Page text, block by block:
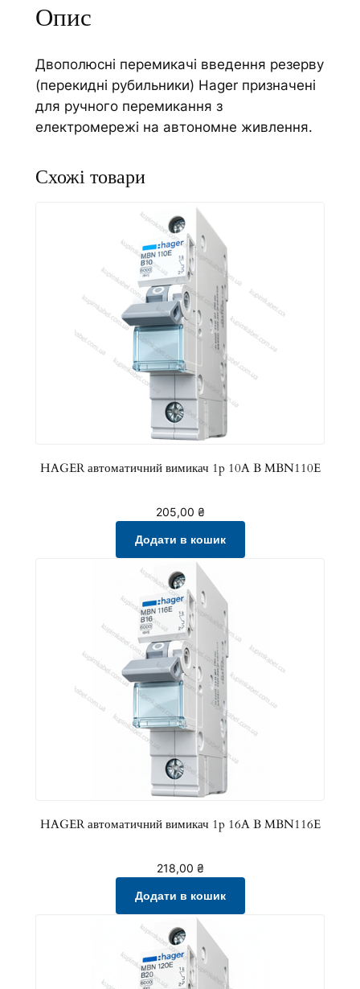
Опис
Двополюсні перемикачі введення резерву
(перекидні рубильники) Hager призначені
для ручного перемикання з
електромережі на автономне живлення.
HAGER автоматичний вимикач 1p 10A B MBN110E
205,00 ₴
Додати в кошик
HAGER автоматичний вимикач 1p 16A B MBN116E
218,00 ₴
Додати в кошик